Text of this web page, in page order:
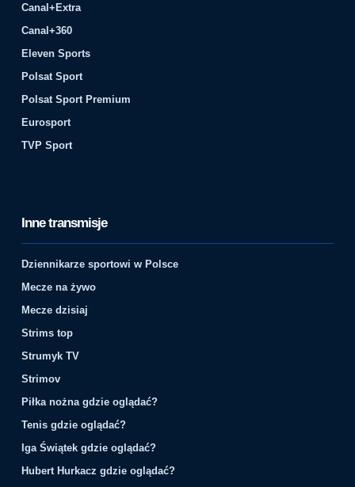
Canal+Extra
Canal+360
Eleven Sports
Polsat Sport
Polsat Sport Premium
Eurosport
TVP Sport
Inne transmisje
Dziennikarze sportowi w Polsce
Mecze na żywo
Mecze dzisiaj
Strims top
Strumyk TV
Strimov
Piłka nożna gdzie oglądać?
Tenis gdzie oglądać?
Iga Świątek gdzie oglądać?
Hubert Hurkacz gdzie oglądać?